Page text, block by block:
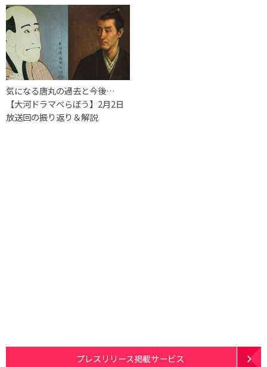
気になる唐丸の過去と今後…
【大河ドラマべらぼう】2月2日
放送回の振り返り＆解説
プレスリリース掲載サービス